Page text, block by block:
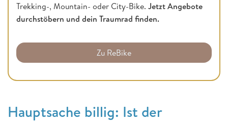
Trekking-, Mountain- oder City-Bike. Jetzt Angebote
durchstöbern und dein Traumrad finden.
Zu ReBike
Hauptsache billig: Ist der